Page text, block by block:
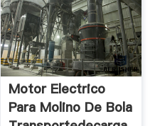
Motor Electrico
Para Molino De Bola